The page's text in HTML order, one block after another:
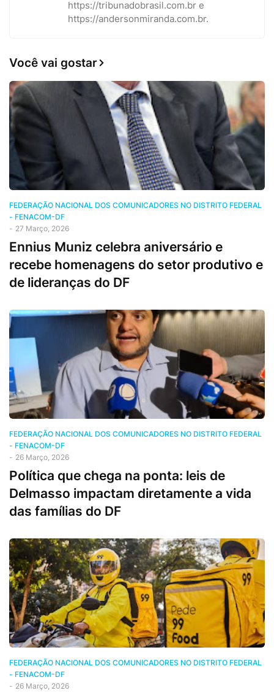
https://tribunadobrasil.com.br e
https://andersonmiranda.com.br.
Você vai gostar
FEDERAÇÃO NACIONAL DOS COMUNICADORES NO DISTRITO FEDERAL
- FENACOM-DF
- 27 Março, 2026
Ennius Muniz celebra aniversário e
recebe homenagens do setor produtivo e
de lideranças do DF
FEDERAÇÃO NACIONAL DOS COMUNICADORES NO DISTRITO FEDERAL
- FENACOM-DF
- 26 Março, 2026
Política que chega na ponta: leis de
Delmasso impactam diretamente a vida
das famílias do DF
FEDERAÇÃO NACIONAL DOS COMUNICADORES NO DISTRITO FEDERAL
- FENACOM-DF
- 26 Março, 2026